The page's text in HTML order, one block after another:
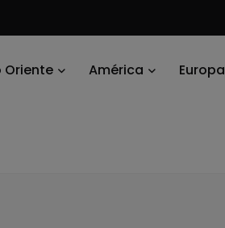
Oriente América Europa